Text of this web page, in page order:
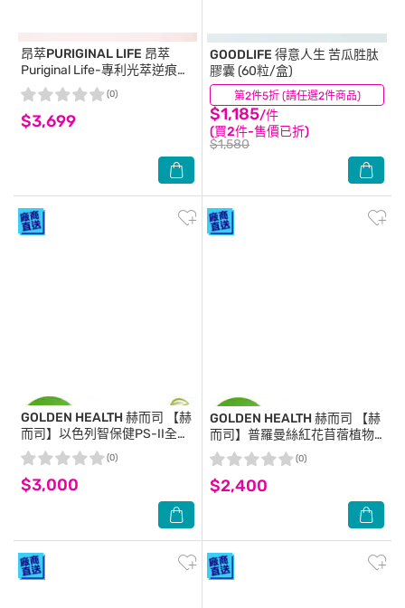
昂萃PURIGINAL LIFE 昂萃
Puriginal Life-專利光萃逆痕膠
囊-60顆/瓶
$3,699
(0) 第2件5折 (請任選2件商品)
GOODLIFE 得意人生 苦瓜胜肽
膠囊 (60粒/盒)
$1,185/件
(買2件-售價已折)
$1,580
(0)
GOLDEN HEALTH 赫而司
【赫
而司】以色列智保健PS-II全素
食膠囊(60顆×2罐)磷脂絲胺酸/
腦磷脂
$3,000
(0)
GOLDEN HEALTH 赫而司
【赫
而司】普羅曼絲紅花苜蓿植物
膠囊(60顆×2罐)全素頂級植物
異黃酮
$2,400
(0)